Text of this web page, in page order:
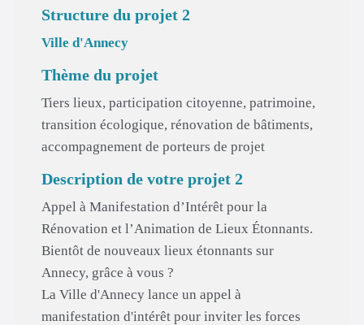
Structure du projet 2
Ville d'Annecy
Thème du projet
Tiers lieux, participation citoyenne, patrimoine,
transition écologique, rénovation de bâtiments,
accompagnement de porteurs de projet
Description de votre projet 2
Appel à Manifestation d’Intérêt pour la
Rénovation et l’Animation de Lieux Étonnants.
Bientôt de nouveaux lieux étonnants sur
Annecy, grâce à vous ?
La Ville d'Annecy lance un appel à
manifestation d'intérêt pour inviter les forces